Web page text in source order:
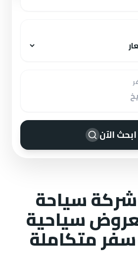
ابحث الآن
سياحة
سياحية
متكاملة